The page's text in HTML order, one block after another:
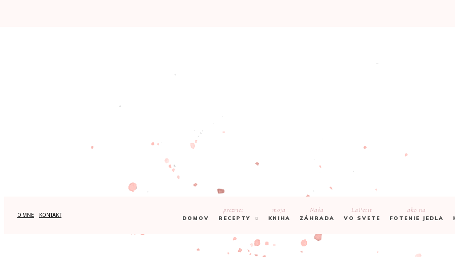
O MNE KONTAKT DOMOV
prezrieť
RECEPTY
moja
KNIHA
Naša
ZÁHRADA
LaPetit
VO SVETE
ako na
FOTENIE JEDLA